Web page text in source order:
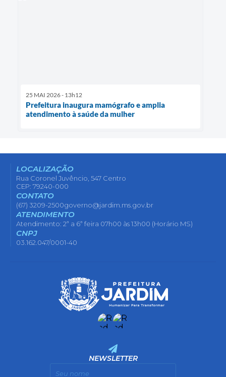
25 MAI 2026 - 13h12
Prefeitura inaugura mamógrafo e amplia
atendimento à saúde da mulher
LOCALIZAÇÃO
Rua Coronel Juvêncio, 547 Centro
CEP: 79240-000
CONTATO
(67) 3209-2500governo@jardim.ms.gov.br
ATENDIMENTO
Atendimento: 2ª a 6ª feira 07h00 às 13h00 (Horário MS)
CNPJ
03.162.047/0001-40
NEWSLETTER